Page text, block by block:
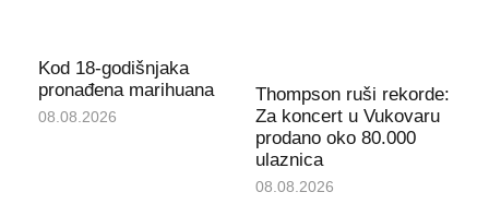
Kod 18-godišnjaka
pronađena marihuana
08.08.2026
Thompson ruši rekorde:
Za koncert u Vukovaru
prodano oko 80.000
ulaznica
08.08.2026